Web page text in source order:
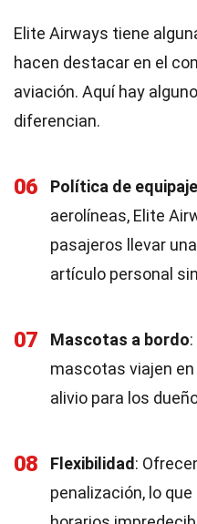
Elite Airways tiene
hacen destacar en el
aviación. Aquí hay
diferencian.
06 Política de equipaje
aerolíneas, Elite
pasajeros llevar
artículo personal
07 Mascotas a bordo
mascotas viajen en
alivio para los
08 Flexibilidad :
penalización, lo